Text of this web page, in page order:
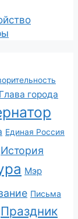
Глава города
Единая Россия
История
Мэр
Письма
Праздник